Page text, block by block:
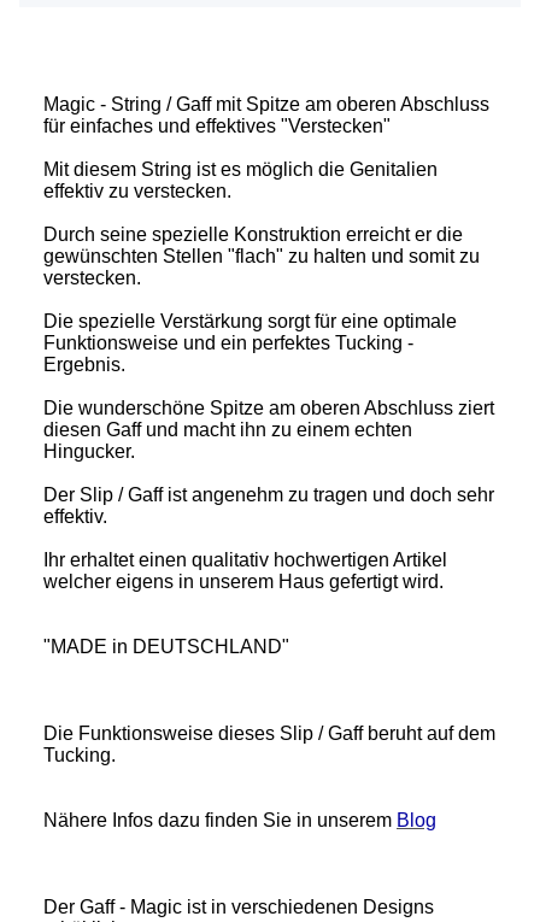
Magic - String / Gaff mit Spitze am oberen Abschluss
für einfaches und effektives "Verstecken"
Mit diesem String ist es möglich die Genitalien
effektiv zu verstecken.
Durch seine spezielle Konstruktion erreicht er die
gewünschten Stellen "flach" zu halten und somit zu
verstecken.
Die spezielle Verstärkung sorgt für eine optimale
Funktionsweise und ein perfektes Tucking -
Ergebnis.
Die wunderschöne Spitze am oberen Abschluss ziert
diesen Gaff und macht ihn zu einem echten
Hingucker.
Der Slip / Gaff ist angenehm zu tragen und doch sehr
effektiv.
Ihr erhaltet einen qualitativ hochwertigen Artikel
welcher eigens in unserem Haus gefertigt wird.
"MADE in DEUTSCHLAND"
Die Funktionsweise dieses Slip / Gaff beruht auf dem
Tucking.
Nähere Infos dazu finden Sie in unserem Blog
Der Gaff - Magic ist in verschiedenen Designs